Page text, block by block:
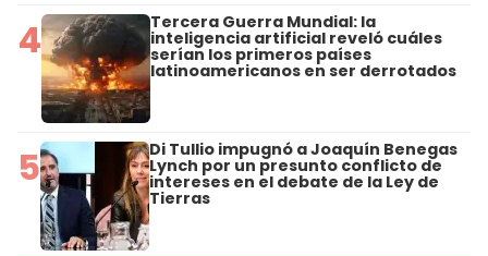
4 Tercera Guerra Mundial: la
inteligencia artificial reveló cuáles
serían los primeros países
latinoamericanos en ser derrotados
5 Di Tullio impugnó a Joaquín Benegas
Lynch por un presunto conflicto de
intereses en el debate de la Ley de
Tierras